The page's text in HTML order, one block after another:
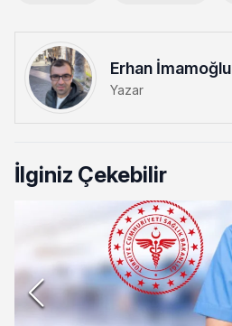
Erhan İmamoğlu
Yazar
İlginiz Çekebilir